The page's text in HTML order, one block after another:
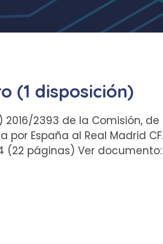
(1 disposición)
2016/2393 de la Comisión,
por España al Real Madrid
(22 páginas) Ver documento: